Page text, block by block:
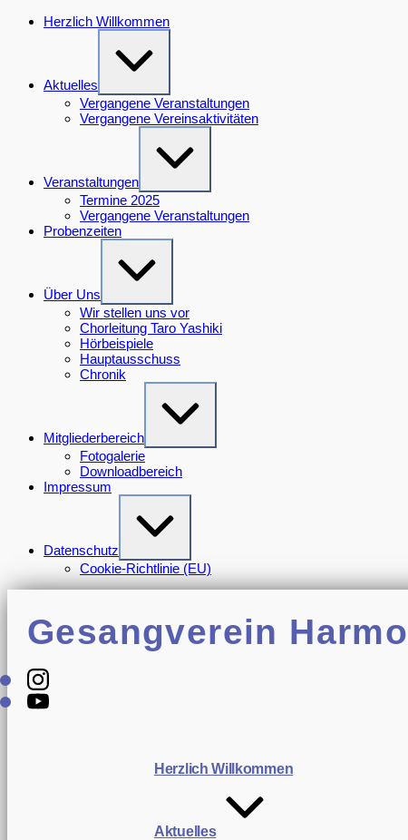
Zum
Herzlich Willkommen
Aktuelles
Vergangene Veranstaltungen
Vergangene Vereinsaktivitäten
Veranstaltungen
Termine 2025
Vergangene Veranstaltungen
Probenzeiten
Über Uns
Wir stellen uns vor
Chorleitung Taro Yashiki
Hörbeispiele
Hauptausschuss
Chronik
Mitgliederbereich
Fotogalerie
Downloadbereich
Impressum
Datenschutz
Cookie-Richtlinie (EU)
Harmonie
Gomaringen
Gesangverein
Instagram
Youtube
Herzlich Willkommen
Aktuelles